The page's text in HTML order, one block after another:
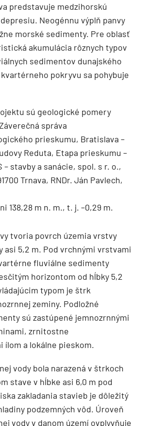
predstavuje medzihorskú
Neogénnu výplň panvy
morské sedimenty. Pre oblasť
akumulácia rôznych typov
sedimentov dunajského
pokryvu sa pohybuje
sú geologické pomery
správa
prieskumu, Bratislava –
Reduta, Etapa prieskumu –
– stavby a sanácie, spol. s r. o.,
Trnava, RNDr. Ján Pavlech,
138,28 m n. m., t. j. –0,29 m.
tvoria povrch územia vrstvy
asi 5,2 m. Pod vrchnými vrstvami
fluviálne sedimenty
horizontom od hĺbky 5,2
typom je štrk
zeminy. Podložné
sú zastúpené jemnozrnnými
zrnitostne
ílom a lokálne pieskom.
vody bola narazená v štrkoch
stave v hĺbke asi 6,0 m pod
zakladania stavieb je dôležitý
podzemných vôd. Úroveň
vody v danom území ovplyvňuje